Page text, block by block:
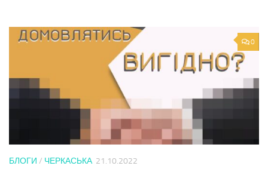
0
БЛОГИ / ЧЕРКАСЬКА 21.10.2022